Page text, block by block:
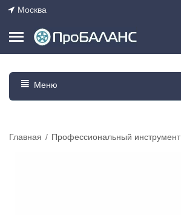
Москва
Меню
Главная / Профессиональный инструмент